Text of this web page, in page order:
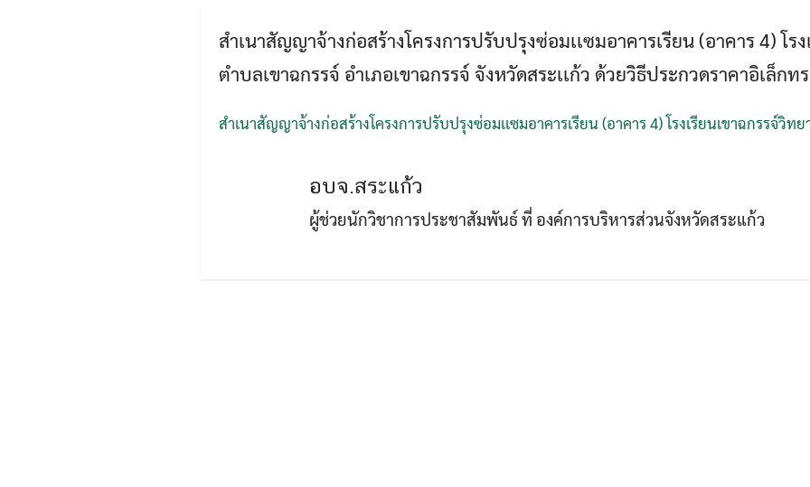
สำเนาสัญญาจ้างก่อสร้างโครงการปรับปรุงซ่อมเเซมอาคารเรียน (อาคาร 4) โร
ตำบลเขาฉกรรจ์ อำเภอเขาฉกรรจ์ จังหวัดสระเเก้ว ด้วยวิธีประกวดราคาอิเล็ก
สำเนาสัญญาจ้างก่อสร้างโครงการปรับปรุงซ่อมเเซมอาคารเรียน (อาคาร 4) โรงเรียนเขาฉกรรจ์วิทย
อบจ.สระแก้ว
ผู้ช่วยนักวิชาการประชาสัมพันธ์ ที่ องค์การบริหารส่วนจังหวัดสระแก้ว